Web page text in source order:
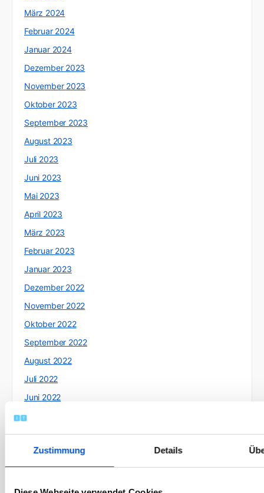
Zustimmung Details
März 2024
Februar 2024
Januar 2024
Dezember 2023
November 2023
Oktober 2023
September 2023
August 2023
Juli 2023
Juni 2023
Mai 2023
April 2023
März 2023
Februar 2023
Januar 2023
Dezember 2022
November 2022
Oktober 2022
September 2022
August 2022
Juli 2022
Juni 2022
Mai 2022
April 2022
März 2022
Februar 2022
Januar 2022